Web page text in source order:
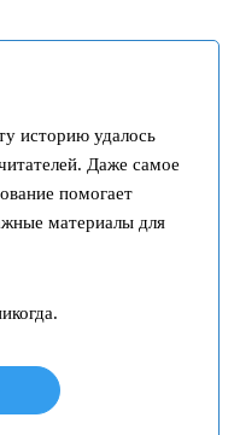
историю удалось
Даже самое
помогает
материалы для